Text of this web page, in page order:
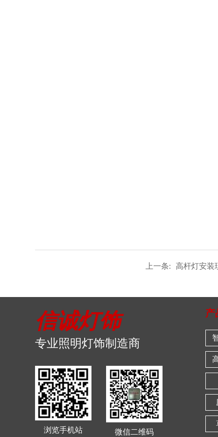
上一条: 高杆灯安装
信诚灯饰
专业照明灯饰制造商
浏览手机站 微信二维码
产